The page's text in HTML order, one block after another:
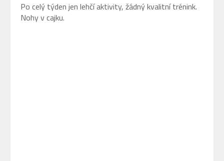
Po celý týden jen lehčí aktivity, žádný kvalitní trénink.
Nohy v cajku.